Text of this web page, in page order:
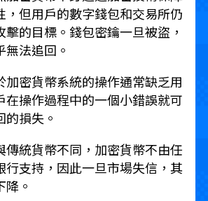
，但用戶的數字錢包和交易所仍
的目標。錢包密鑰一旦被盜，
法追回。
加密貨幣系統的操作通常缺乏用
在操作過程中的一個小錯誤就可
損失。
傳統貨幣不同，加密貨幣不由任
行支持，因此一旦市場失信，其
。